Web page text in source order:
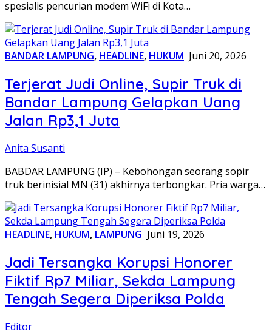
spesialis pencurian modem WiFi di Kota…
BANDAR LAMPUNG, HEADLINE, HUKUM Juni 20, 2026
Terjerat Judi Online, Supir Truk di
Bandar Lampung Gelapkan Uang
Jalan Rp3,1 Juta
Anita Susanti
BABDAR LAMPUNG (IP) – Kebohongan seorang sopir
truk berinisial MN (31) akhirnya terbongkar. Pria warga…
HEADLINE, HUKUM, LAMPUNG Juni 19, 2026
Jadi Tersangka Korupsi Honorer
Fiktif Rp7 Miliar, Sekda Lampung
Tengah Segera Diperiksa Polda
Editor